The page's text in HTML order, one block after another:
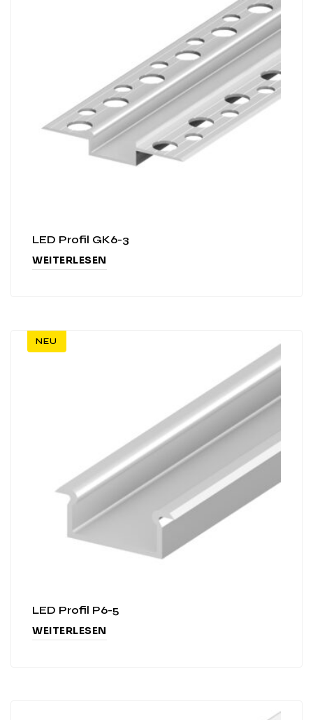
LED Profil GK6-3
WEITERLESEN
NEU
LED Profil P6-5
WEITERLESEN